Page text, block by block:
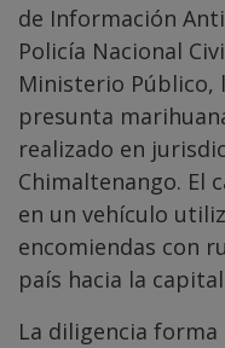
de Información
Policía Nacional
Ministerio Público,
presunta
realizado en
Chimaltenango. El
en un vehículo
encomiendas con
país hacia la
La diligencia forma